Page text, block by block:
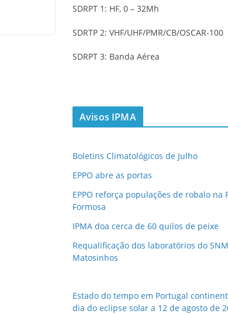
SDRPT 1: HF, 0 – 32Mh
SDRTP 2: VHF/UHF/PMR/CB/OSCAR-100
SDRPT 3: Banda Aérea
Avisos IPMA
Boletins Climatológicos de Julho
EPPO abre as portas
EPPO reforça populações de robalo na
Formosa
IPMA doa cerca de 60 quilos de peixe
Requalificação dos laboratórios do
Matosinhos
Estado do tempo em Portugal
dia do eclipse solar a 12 de agosto de